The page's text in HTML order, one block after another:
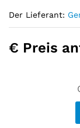
Der Lieferant:
€ Preis